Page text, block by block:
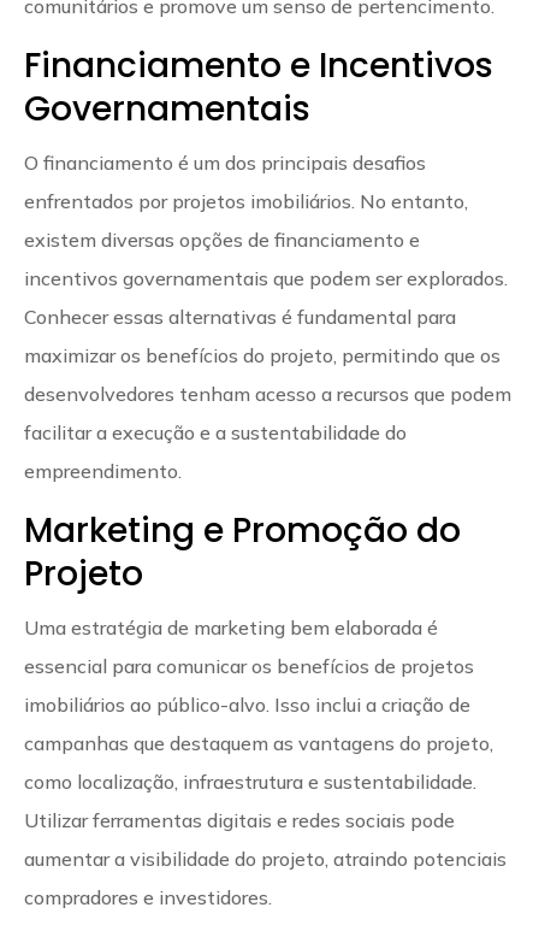
comunitários e promove um senso de pertencimento.
Financiamento e Incentivos
Governamentais
O financiamento é um dos principais desafios
enfrentados por projetos imobiliários. No entanto,
existem diversas opções de financiamento e
incentivos governamentais que podem ser explorados.
Conhecer essas alternativas é fundamental para
maximizar os benefícios do projeto, permitindo que os
desenvolvedores tenham acesso a recursos que podem
facilitar a execução e a sustentabilidade do
empreendimento.
Marketing e Promoção do
Projeto
Uma estratégia de marketing bem elaborada é
essencial para comunicar os benefícios de projetos
imobiliários ao público-alvo. Isso inclui a criação de
campanhas que destaquem as vantagens do projeto,
como localização, infraestrutura e sustentabilidade.
Utilizar ferramentas digitais e redes sociais pode
aumentar a visibilidade do projeto, atraindo potenciais
compradores e investidores.